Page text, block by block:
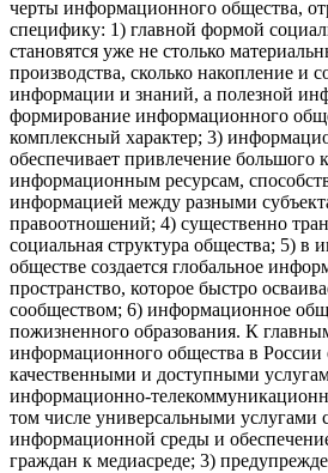
черты информационного общества,
специфику: 1) главной формой
становятся уже не столько
производства, сколько накопление и
информации и знаний, а полезной
формирование информационного
комплексный характер; 3)
обеспечивает привлечение большого
информационным ресурсам,
информацией между разными
правоотношений; 4) существенно
социальная структура общества; 5) в
обществе создается глобальное
пространство, которое быстро
сообществом; 6) информационное
пожизненного образования. К
информационного общества в России
качественными и доступными
информационно-
том числе универсальными услугами
информационной среды и
граждан к медиасреде; 3)